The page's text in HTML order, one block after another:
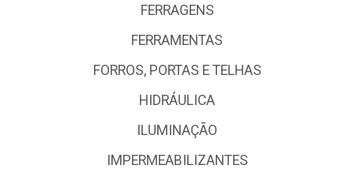
FERRAGENS
FERRAMENTAS
FORROS, PORTAS E TELHAS
HIDRÁULICA
ILUMINAÇÃO
IMPERMEABILIZANTES